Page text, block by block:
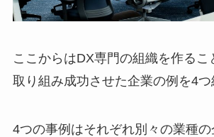
ここからはDX専門の組織を作るこ
取り組み成功させた企業の例を4つ
4つの事例はそれぞれ別々の業種